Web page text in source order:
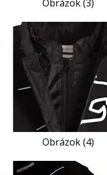
Obrázok (3)
Obrázok (4)